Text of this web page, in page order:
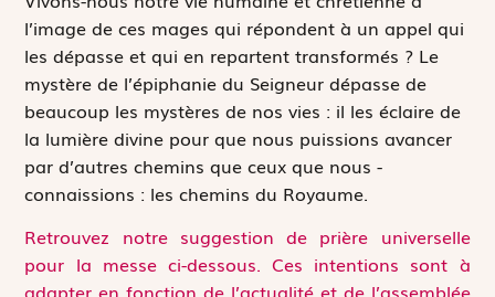
l’image de ces mages qui répondent à un appel qui
les dépasse et qui en repartent transformés ? Le
mystère de l’épiphanie du Seigneur dépasse de
beaucoup les mystères de nos vies : il les éclaire de
la lumière divine pour que nous puissions avancer
par d’autres chemins que ceux que nous ­
connaissions : les chemins du Royaume.
Retrouvez notre suggestion de prière universelle
pour la messe ci-dessous. Ces intentions sont à
adapter en fonction de l’actualité et de ­l’assemblée